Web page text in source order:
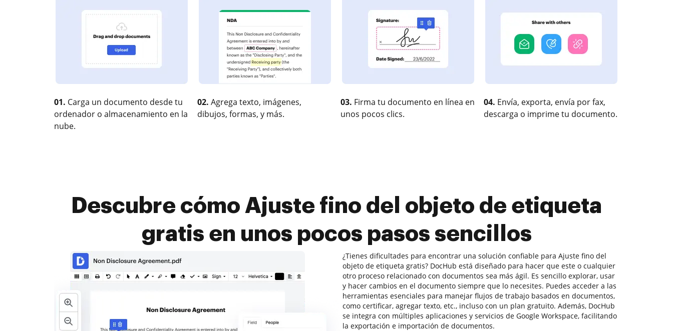
01. Carga un documento desde tu
ordenador o almacenamiento en la
nube.
02. Agrega texto, imágenes,
dibujos, formas, y más.
03. Firma tu documento en línea en
unos pocos clics.
04. Envía, exporta, envía por fax,
descarga o imprime tu documento.
Descubre cómo Ajuste fino del objeto de etiqueta
gratis en unos pocos pasos sencillos
¿Tienes dificultades para encontrar una solución confiable para Ajuste fino del
objeto de etiqueta gratis? DocHub está diseñado para hacer que este o cualquier
otro proceso relacionado con documentos sea más ágil. Es sencillo explorar, usar
y hacer cambios en el documento siempre que lo necesites. Puedes acceder a las
herramientas esenciales para manejar flujos de trabajo basados en documentos,
como certificar, agregar texto, etc., incluso con un plan gratuito. Además, DocHub
se integra con múltiples aplicaciones y servicios de Google Workspace, facilitando
la exportación e importación de documentos.